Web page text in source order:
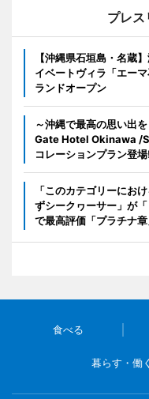
プレス
【沖縄県石垣島・名蔵
イベートヴィラ「エー
ランドオープン
～沖縄で最高の思い出
Gate Hotel Okinawa /
コレーションプラン登
「このカテゴリーにお
ずシークヮーサー」が
で最高評価「プラチナ
食べる
暮らす・働く